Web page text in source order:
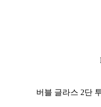
버블 글라스 2단